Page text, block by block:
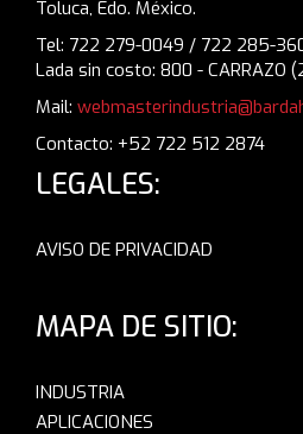
Toluca, Edo. México.
Tel: 722 279-0049 / 722 285-
Lada sin costo: 800 - CARRAZO
Mail:
Contacto: +52 722 512 2874
LEGALES:
AVISO DE PRIVACIDAD
MAPA DE SITIO:
INDUSTRIA
APLICACIONES